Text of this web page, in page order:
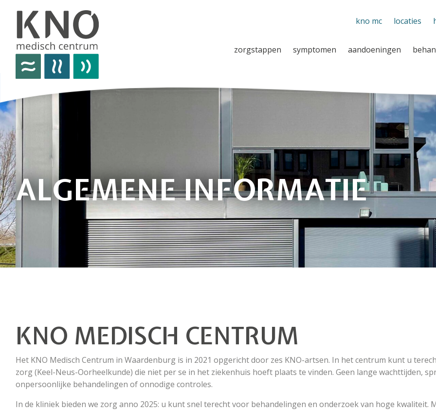
kno mc locaties
zorgstappen symptomen aandoeningen
contact
ALGEMENE INFORMATIE
KNO MEDISCH CENTRUM
Het KNO Medisch Centrum in Waardenburg is in 2021 opgericht door zes KNO-artsen. In het centrum kunt u
zorg (Keel-Neus-Oorheelkunde) die niet per se in het ziekenhuis hoeft plaats te vinden. Geen lange wachttijden,
onpersoonlijke behandelingen of onnodige controles.
In de kliniek bieden we zorg anno 2025: u kunt snel terecht voor behandelingen en onderzoek van hoge kwaliteit.